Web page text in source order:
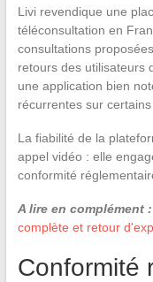
Livi revendique une
téléconsultation en
consultations
retours des utilisateurs
une application bien
récurrentes sur
La fiabilité de la
appel vidéo : elle
conformité
A lire en complément :
complète et retour
Conformité